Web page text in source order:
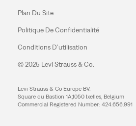
Plan Du Site
Politique De Confidentialité
Conditions D’utilisation
© 2025 Levi Strauss & Co.
Levi Strauss & Co Europe BV.
Square du Bastion 1A,1050 Ixelles, Belgium
Commercial Registered Number: 424.656.991